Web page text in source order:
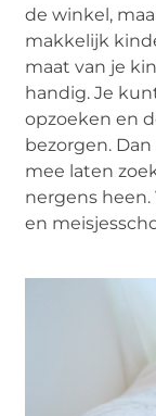
de winkel,
makkelijk
maat van je
handig. Je
opzoeken en
bezorgen.
mee laten
nergens heen.
en